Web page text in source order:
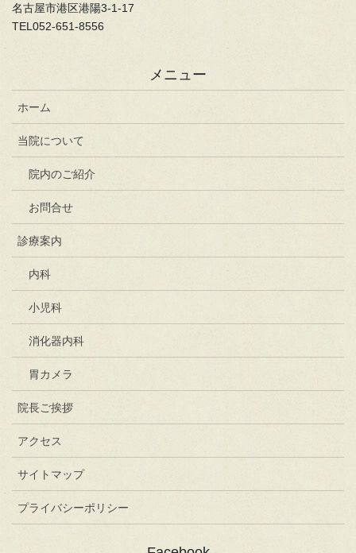
名古屋市港区港陽3-1-17
TEL052-651-8556
メニュー
ホーム
当院について
院内のご紹介
お問合せ
診療案内
内科
小児科
消化器内科
胃カメラ
院長ご挨拶
アクセス
サイトマップ
プライバシーポリシー